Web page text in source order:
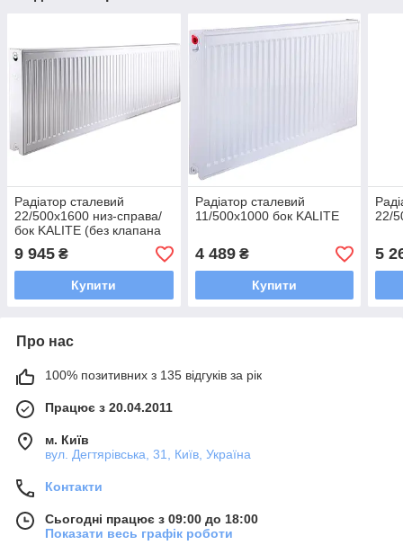
Радіатор сталевий
22/500х1600 низ-справа/
бок KALITE (без клапана
OUTER)
9 945 ₴
Купити
Радіатор сталевий
11/500х1000 бок KALITE
4 489₴
Купити
22/
5
Про нас
100% позитивних з 135 відгуків за рік
Працює з 20.04.2011
м. Київ
вул. Дегтярівська, 31, Київ, Україна
Контакти
Сьогодні працює з 09:00 до 18:00
Показати весь графік роботи